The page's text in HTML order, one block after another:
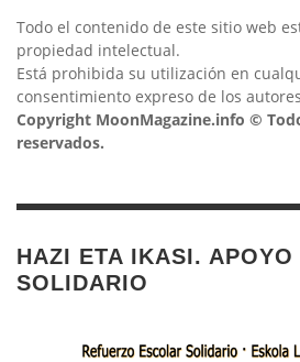
Todo el contenido de este sitio web
propiedad intelectual.
Está prohibida su utilización en
consentimiento expreso de los
Copyright MoonMagazine.info ©
reservados.
HAZI ETA IKASI. APOYO
SOLIDARIO